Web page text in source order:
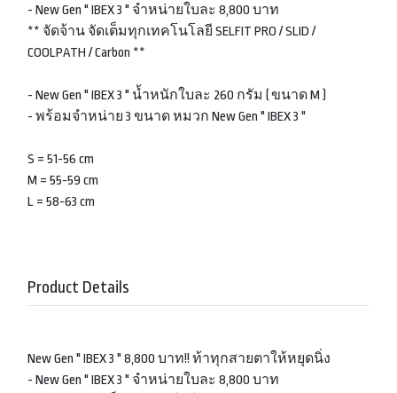
- New Gen " IBEX 3 " จำหน่ายใบละ 8,800 บาท
** จัดจ้าน จัดเต็มทุกเทคโนโลยี SELFIT PRO / SLID /
COOLPATH / Carbon **
- New Gen " IBEX 3 " น้ำหนักใบละ 260 กรัม ( ขนาด M )
- พร้อมจำหน่าย 3 ขนาด หมวก New Gen " IBEX 3 "
S = 51-56 cm
M = 55-59 cm
L = 58-63 cm
Product Details
New Gen " IBEX 3 " 8,800 บาท!! ท้าทุกสายตาให้หยุดนิ่ง
- New Gen " IBEX 3 " จำหน่ายใบละ 8,800 บาท